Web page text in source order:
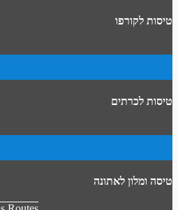
טיסות לקורפו
טיסות לכרתים
טיסה ומלון לאתונה